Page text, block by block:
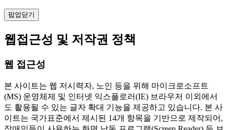
팝업닫기
웹접근성 및 저작권 정책
웹 접근성
본 사이트는 웹 저시력자, 노인 등을 위해 마이크로소프트
(MS) 운영체제 및 인터넷 익스플로러(IE) 브라우저 이외에서
도 활용될 수 있는 글자 확대 기능을 제공하고 있습니다. 본 사
이트는 국가표준에서 제시된 14개 항목을 기반으로 제작되어,